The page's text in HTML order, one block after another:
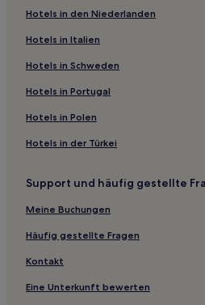
Jinling Hotels
Guiping Hotels
Bobai Hotels
Bezirk Yufeng: Hotels
Xi Xiang Tang: Hotels
High-Tech Industrial
Hotels nahe Jintian-Dorf von
Bezirk Gangnan: Hotels
Hotels nahe Ostsee von Guigang
Luchuan Hotels
Tanluo Hotels
Hotels in den Niederlanden
Hotels in Italien
Hotels in Schweden
Hotels in Portugal
Hotels in Polen
Hotels in der Türkei
Support und häufig gestellte
Meine Buchungen
Häufig gestellte Fragen
Kontakt
Eine Unterkunft bewerten